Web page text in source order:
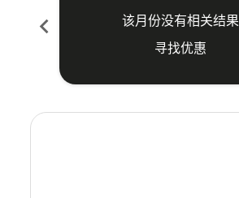
chevron_left
该月份没有相关结果
寻找优惠